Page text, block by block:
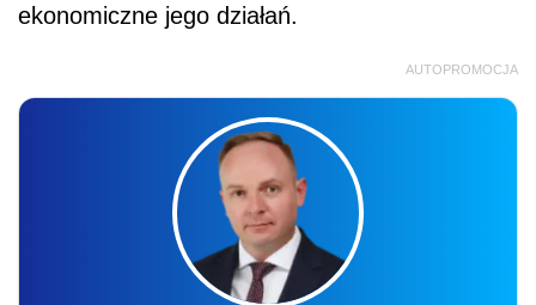
ekonomiczne jego działań.
AUTOPROMOCJA